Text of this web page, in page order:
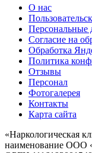
О нас
Персональные
Согласие на
Обработка
Политика
Отзывы
Персонал
Фотогалерея
Контакты
Карта сайта
«Наркологическая
наименование